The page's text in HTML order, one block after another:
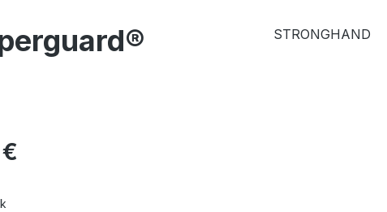
STRONGHAND
Preis: